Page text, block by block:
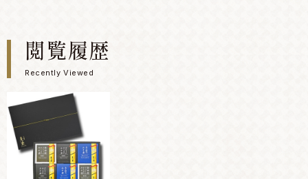
閲覧履歴
Recently Viewed